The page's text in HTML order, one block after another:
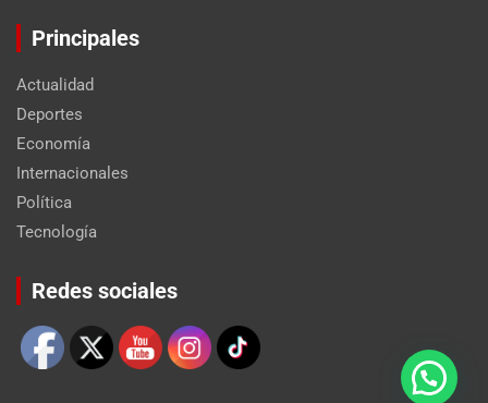
Principales
Actualidad
Deportes
Economía
Internacionales
Política
Tecnología
Redes sociales